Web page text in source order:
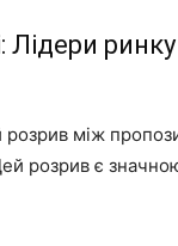
Лідери
між
розрив є